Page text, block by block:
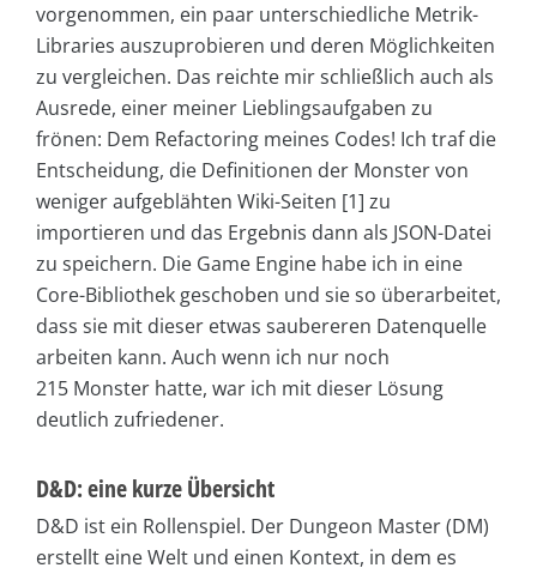
vorgenommen, ein paar unterschiedliche Metrik-
Libraries auszuprobieren und deren Möglichkeiten
zu vergleichen. Das reichte mir schließlich auch als
Ausrede, einer meiner Lieblingsaufgaben zu
frönen: Dem Refactoring meines Codes! Ich traf die
Entscheidung, die Definitionen der Monster von
weniger aufgeblähten Wiki-Seiten [1] zu
importieren und das Ergebnis dann als JSON-Datei
zu speichern. Die Game Engine habe ich in eine
Core-Bibliothek geschoben und sie so überarbeitet,
dass sie mit dieser etwas saubereren Datenquelle
arbeiten kann. Auch wenn ich nur noch
215 Monster hatte, war ich mit dieser Lösung
deutlich zufriedener.
D&D: eine kurze Übersicht
D&D ist ein Rollenspiel. Der Dungeon Master (DM)
erstellt eine Welt und einen Kontext, in dem es